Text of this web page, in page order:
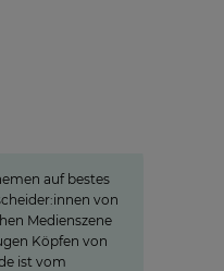
auf bestes
von
Medienszene
Köpfen von
ist vom